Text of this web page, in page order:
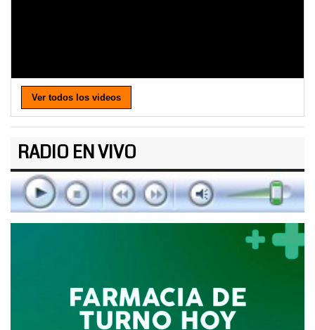
Ver todos los videos
RADIO EN VIVO